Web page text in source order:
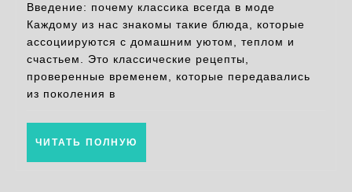
с
Введение: почему классика всегда в моде
Каждому из нас знакомы такие блюда, которые
ассоциируются с домашним уютом, теплом и
счастьем. Это классические рецепты,
проверенные временем, которые передавались
из поколения в
ЧИТАТЬ ПОЛНУЮ